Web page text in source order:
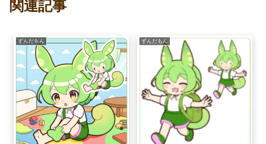
関連記事
ずんだもん ずんだもん